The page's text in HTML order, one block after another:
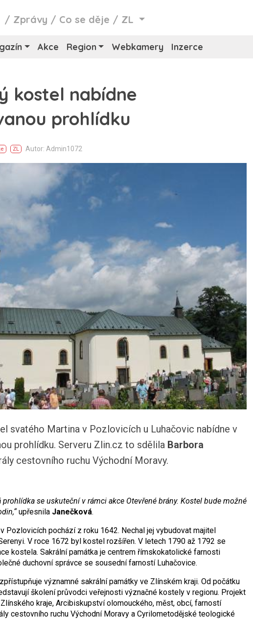
/ Zprávy / Co se děje / ZL
Akce Region Webkamery Inzerce
kostel nabídne
prohlídku
ZL Autor: Admin1072
svatého Martina v Pozlovicích u Luhačovic nabídne v
prohlídku. Serveru Zlin.cz to sdělila Barbora
cestovního ruchu Východní Moravy.
prohlídka se uskuteční v rámci akce Otevřené brány. Kostel bude možné
upřesnila Janečková.
Pozlovicích pochází z roku 1642. Nechal jej vybudovat majitel
V roce 1672 byl kostel rozšířen. V letech 1790 až 1792 se
kostela. Sakrální památka je centrem římskokatolické farnosti
duchovní správce se sousední farností Luhačovice.
významné sakrální památky ve Zlínském kraji. Od počátku
školení průvodci veřejnosti význačné kostely v regionu. Projekt
kraje, Arcibiskupství olomouckého, měst, obcí, farností
cestovního ruchu Východní Moravy a Cyrilometodějské teologické